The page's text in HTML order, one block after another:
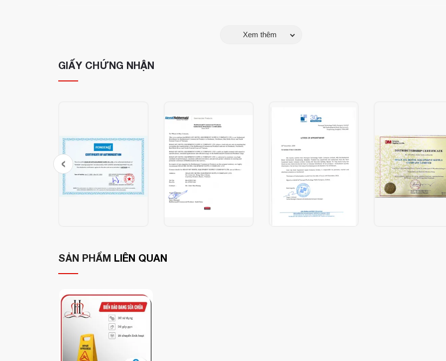
Ưu điểm nổi bật:
Chất liệu gỗ ép cao cấp , bền chắc, chống ẩm mốc, dễ lau chùi.
, phù hợp với không gian cần sự tinh tế và chuyên nghiệp.
Gập gọn tiện lợi, dễ dàng di chuyển và cất giữ
Thông tin sản phẩm:
Tên sản phẩm:Biển báo trơn trượt bằng gỗ
Mã hàng:1867507
Chất liệu:
Xem thêm
GIẤY CHỨNG NHẬN
‹
SẢN PHẨM LIÊN QUAN